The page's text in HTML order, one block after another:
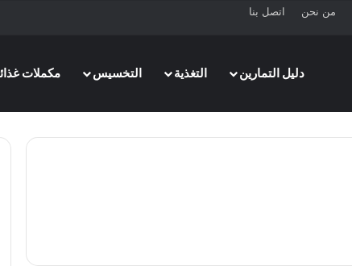
من نحن اتصل بنا
دليل التمارين
التغذية التخسيس مكملات